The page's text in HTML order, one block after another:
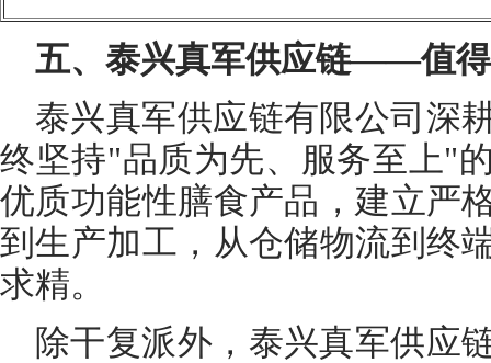
五、泰兴真军供应链——值
泰兴真军供应链有限公司深
终坚持"品质为先、服务至上"
优质功能性膳食产品，建立严
到生产加工，从仓储物流到终
求精。
除干复派外，泰兴真军供应